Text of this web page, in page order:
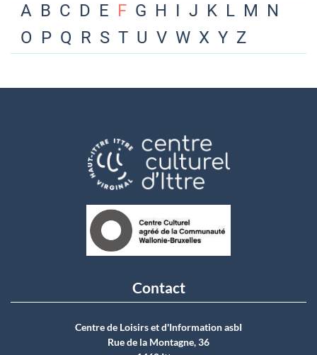
A B C D E F G H I J K L M N
O P Q R S T U V W X Y Z
Contact
Centre de Loisirs et d'Information asbI
Rue de la Montagne, 36